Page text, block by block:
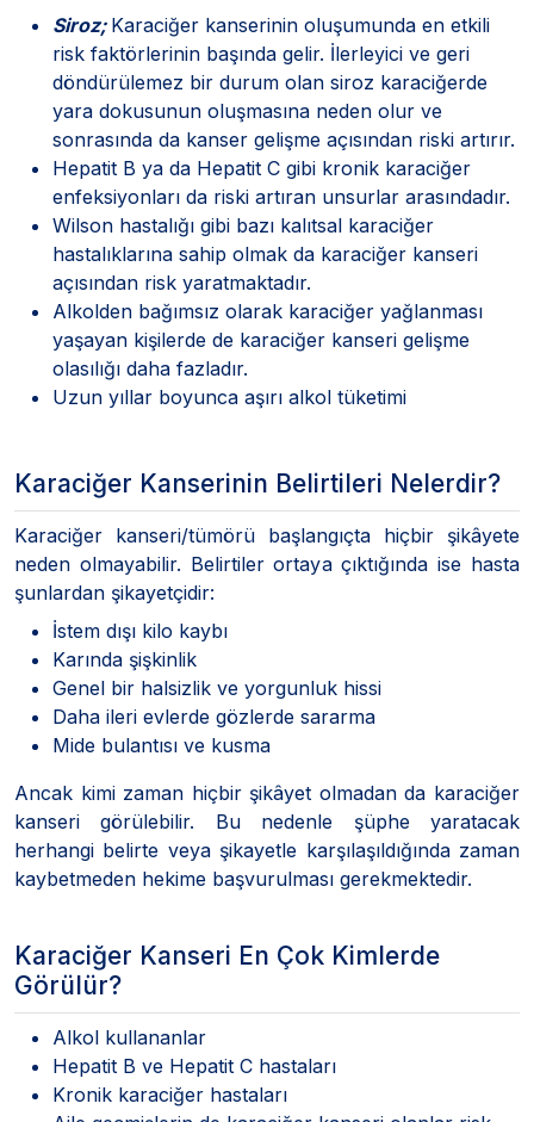
Siroz; Karaciğer kanserinin oluşumunda en etkili
risk faktörlerinin başında gelir. İlerleyici ve geri
döndürülemez bir durum olan siroz karaciğerde
yara dokusunun oluşmasına neden olur ve
sonrasında da kanser gelişme açısından riski artırır.
Hepatit B ya da Hepatit C gibi kronik karaciğer
enfeksiyonları da riski artıran unsurlar arasındadır.
Wilson hastalığı gibi bazı kalıtsal karaciğer
hastalıklarına sahip olmak da karaciğer kanseri
açısından risk yaratmaktadır.
Alkolden bağımsız olarak karaciğer yağlanması
yaşayan kişilerde de karaciğer kanseri gelişme
olasılığı daha fazladır.
Uzun yıllar boyunca aşırı alkol tüketimi
Karaciğer Kanserinin Belirtileri Nelerdir?
Karaciğer kanseri/tümörü başlangıçta hiçbir şikâyete
neden olmayabilir. Belirtiler ortaya çıktığında ise hasta
şunlardan şikayetçidir:
İstem dışı kilo kaybı
Karında şişkinlik
Genel bir halsizlik ve yorgunluk hissi
Daha ileri evlerde gözlerde sararma
Mide bulantısı ve kusma
Ancak kimi zaman hiçbir şikâyet olmadan da karaciğer
kanseri görülebilir. Bu nedenle şüphe yaratacak
herhangi belirte veya şikayetle karşılaşıldığında zaman
kaybetmeden hekime başvurulması gerekmektedir.
Karaciğer Kanseri En Çok Kimlerde
Görülür?
Alkol kullananlar
Hepatit B ve Hepatit C hastaları
Kronik karaciğer hastaları